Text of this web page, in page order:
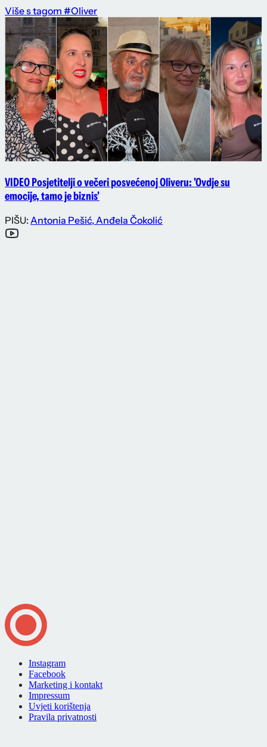
Više s tagom #Oliver
VIDEO Posjetitelji o večeri posvećenoj Oliveru: 'Ovdje su
emocije, tamo je biznis'
PIŠU: Antonia Pešić, Anđela Čokolić
Instagram
Facebook
Marketing i kontakt
Impressum
Uvjeti korištenja
Pravila privatnosti